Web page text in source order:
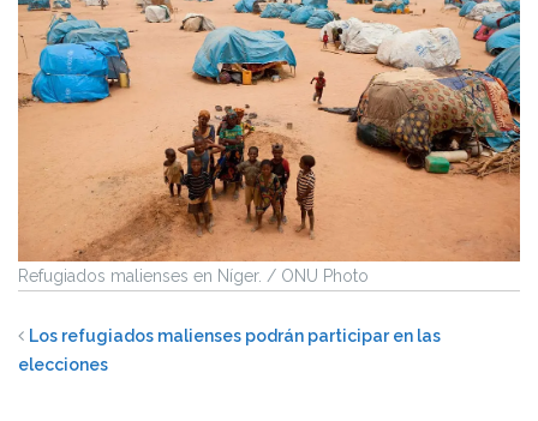
Refugiados malienses en Níger. / ONU Photo
Los refugiados malienses podrán participar en las
elecciones